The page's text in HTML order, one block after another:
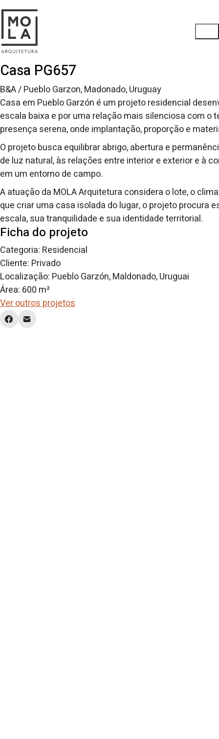
Casa PG657
B&A / Pueblo Garzon, Madonado, Uruguay
Casa em Pueblo Garzón é um projeto residencial
escala baixa e por uma relação mais silenciosa com
presença serena, onde implantação, proporção e
O projeto busca equilibrar abrigo, abertura e
de luz natural, às relações entre interior e exterior e à
em um entorno de campo.
A atuação da MOLA Arquitetura considera o lote, o
que criar uma casa isolada do lugar, o projeto procura
escala, sua tranquilidade e sua identidade territorial.
Ficha do projeto
Categoria: Residencial
Cliente: Privado
Localização: Pueblo Garzón, Maldonado, Uruguai
Área: 600 m²
Ver outros projetos